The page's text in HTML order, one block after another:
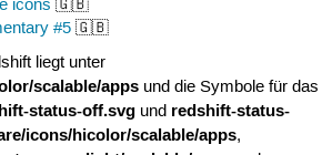
icons 🇬🇧
#5 🇬🇧
liegt unter
scalable/appsund die Symbole für das
status-off.svgund redshift-status-
icons/hicolor/scalable/apps,